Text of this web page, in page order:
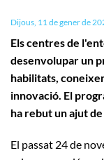
Dijous, 11 de gener de
Els centres de
desenvolupar un
habilitats,
innovació. El
ha rebut un ajut
El passat 24 de